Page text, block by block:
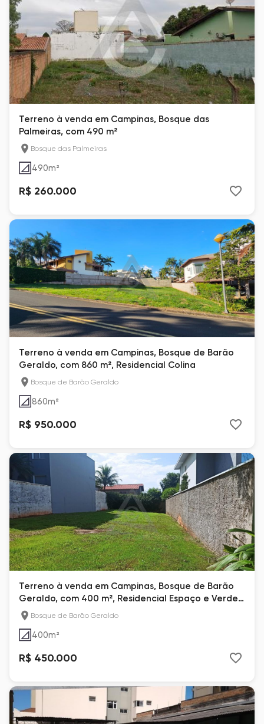
Terreno à venda em Campinas, Bosque das
Palmeiras, com 490 m²
Bosque das Palmeiras
490m²
R$ 260.000
Terreno à venda em Campinas, Bosque de Barão
Geraldo, com 860 m², Residencial Colina
Bosque de Barão Geraldo
860m²
R$ 950.000
Terreno à venda em Campinas, Bosque de Barão
Geraldo, com 400 m², Residencial Espaço e Verde I
e IIBosque de Barão Geraldo
400m²
R$ 450.000